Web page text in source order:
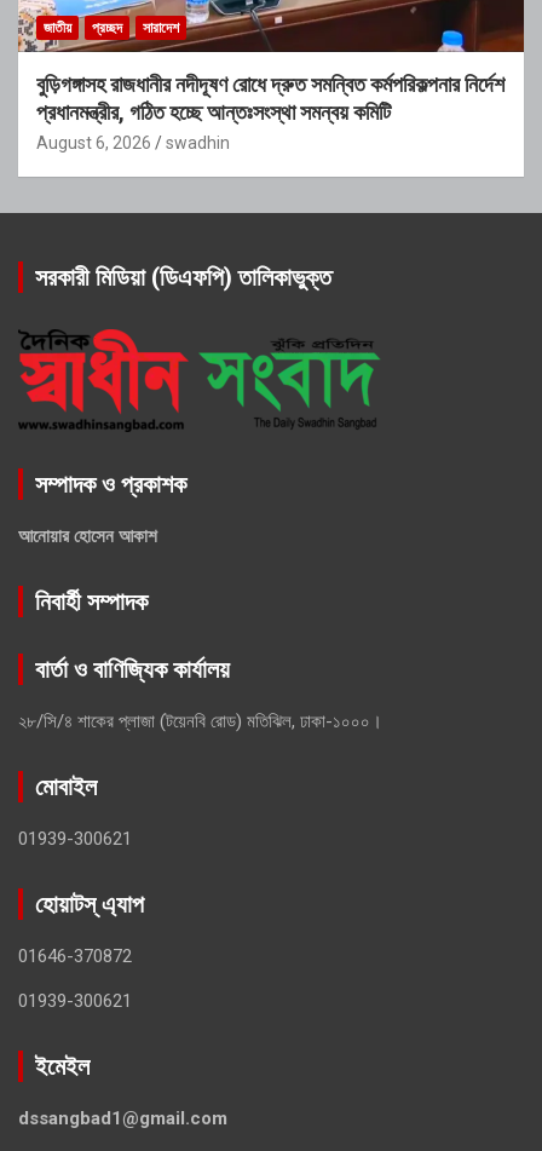
জাতীয় প্রচ্ছদ সারাদেশ
বুড়িগঙ্গাসহ রাজধানীর নদীদূষণ রোধে দ্রুত সমন্বিত কর্মপরিকল্পনার নির্দেশ
প্রধানমন্ত্রীর, গঠিত হচ্ছে আন্তঃসংস্থা সমন্বয় কমিটি
August 6, 2026 swadhin
সরকারী মিডিয়া (ডিএফপি) তালিকাভুক্ত
সম্পাদক ও প্রকাশক
আনোয়ার হোসেন আকাশ
নিবার্হী সম্পাদক
বার্তা ও বাণিজ্যিক কার্যালয়
২৮/সি/৪ শাকের প্লাজা (টয়েনবি রোড) মতিঝিল, ঢাকা-১০০০।
মোবাইল
01939-300621
হোয়াটস্ এ্যাপ
01646-370872
01939-300621
ইমেইল
dssangbad1@gmail.com